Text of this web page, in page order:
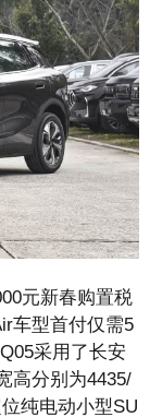
元新春购置税
车型首付仅需5
采用了长安
高分别为4435/
纯电动小型SU